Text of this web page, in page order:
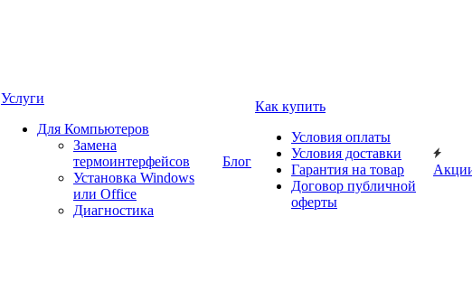
Услуги
Для Компьютеров
Замена
термоинтерфейсов
Установка Windows
или Office
Диагностика
Блог
Как купить
Условия оплаты
Условия доставки
Гарантия на товар
Договор публичной
оферты